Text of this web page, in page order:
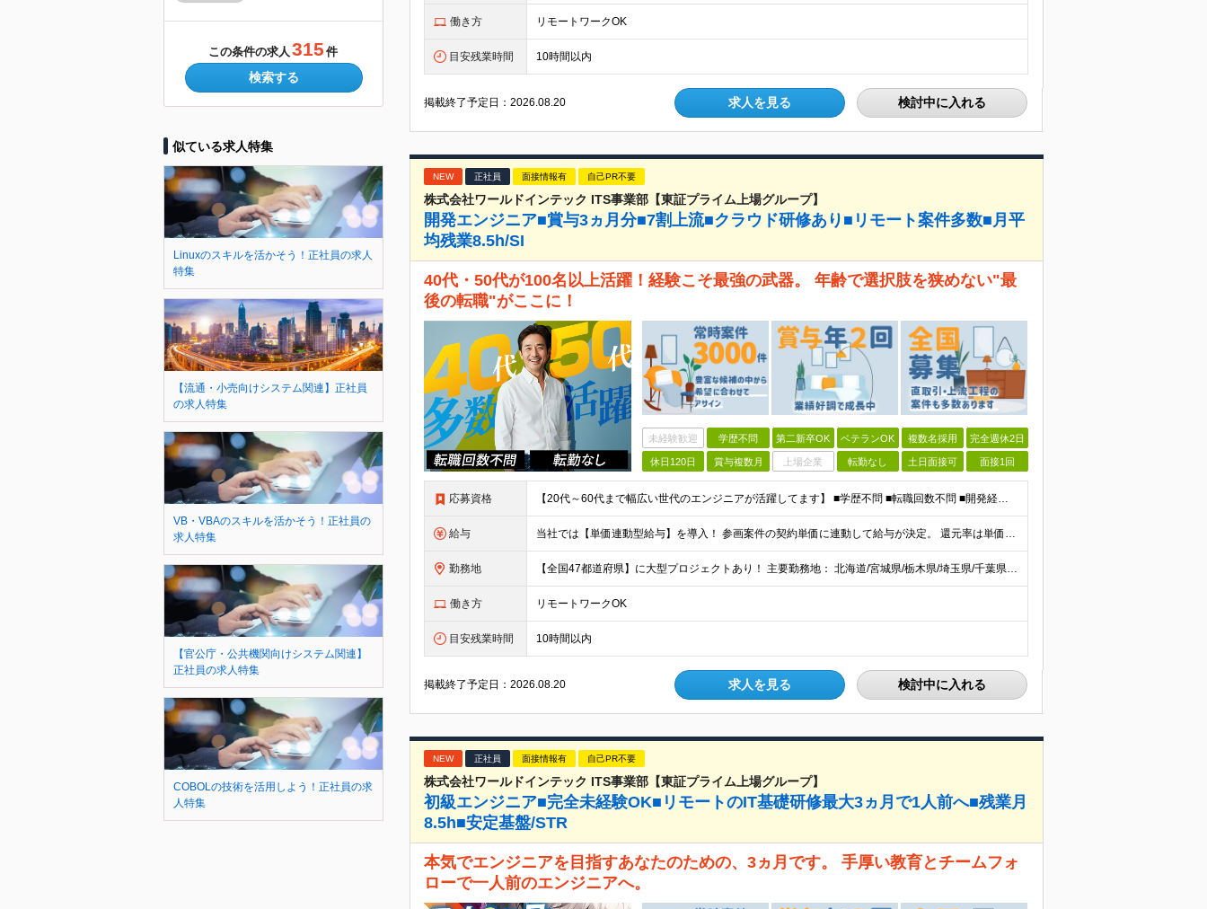
この条件の求人 315 件
検索する
似ている求人特集
Linuxのスキルを活かそう！正社員の求人
特集
【流通・小売向けシステム関連】正社員
の求人特集
VB・VBAのスキルを活かそう！正社員の
求人特集
【官公庁・公共機関向けシステム関連】
正社員の求人特集
COBOLの技術を活用しよう！正社員の求
人特集
働き方 リモートワークOK
目安残業時間 10時間以内
掲載終了予定日：2026.08.20 求人を見る 検討中に入れる
NEW 正社員 面接情報有 自己PR不要
株式会社ワールドインテック ITS事業部【東証プライム上場グループ】
開発エンジニア■賞与3ヵ月分■7割上流■クラウド研修あり■リモート案件多数■月平
均残業8.5h/SI
40代・50代が100名以上活躍！経験こそ最強の武器。 年齢で選択肢を狭めない"最
後の転職"がここに！
未経験歓迎 学歴不問 第二新卒OK ベテランOK 複数名採用 完全週休2日
休日120日 賞与複数月 上場企業 転勤なし 土日面接可 面接1回
応募資格 【20代～60代まで幅広い世代のエンジニアが活躍してます】 ■学歴不問 ■転職回数不問 ■開発経験（年数不問）をお持ちの方
給与 当社では【単価連動型給与】を導入！ 参画案件の契約単価に連動して給与が決定。 還元率は単価の【70％～80％】と東証プライム上場グループとして高水準です！（社会保険料・教育コスト含む） ■関東：月給
勤務地 【全国47都道府県】に大型プロジェクトあり！ 主要勤務地： 北海道/宮城県/栃木県/埼玉県/千葉県/東京都/神奈川県/愛知県/大阪府/京都府/兵庫県/広島県/福岡県/熊本県 ※勤務エリアは、あなたの
働き方 リモートワークOK
目安残業時間 10時間以内
掲載終了予定日：2026.08.20 求人を見る 検討中に入れる
NEW 正社員 面接情報有 自己PR不要
株式会社ワールドインテック ITS事業部【東証プライム上場グループ】
初級エンジニア■完全未経験OK■リモートのIT基礎研修最大3ヵ月で1人前へ■残業月
8.5h■安定基盤/STR
本気でエンジニアを目指すあなたのための、3ヵ月です。 手厚い教育とチームフォ
ローで一人前のエンジニアへ。